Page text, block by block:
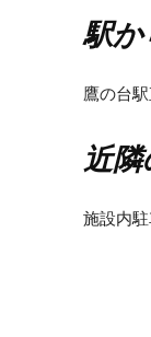
駅か
鷹の台
近隣
施設内